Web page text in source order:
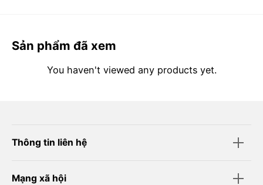
Sản phẩm đã xem
You haven't viewed any products yet.
Thông tin liên hệ
Mạng xã hội